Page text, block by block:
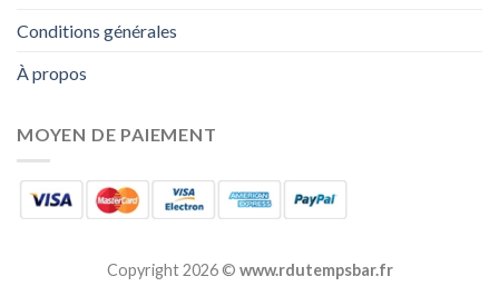
Conditions générales
À propos
MOYEN DE PAIEMENT
Copyright 2026 © www.rdutempsbar.fr